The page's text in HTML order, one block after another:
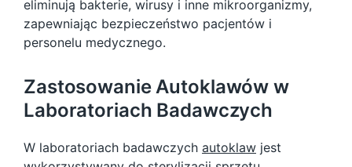
eliminują bakterie, wirusy i inne mikroorganizmy,
zapewniając bezpieczeństwo pacjentów i
personelu medycznego.
Zastosowanie Autoklawów w
Laboratoriach Badawczych
W laboratoriach badawczych autoklaw jest